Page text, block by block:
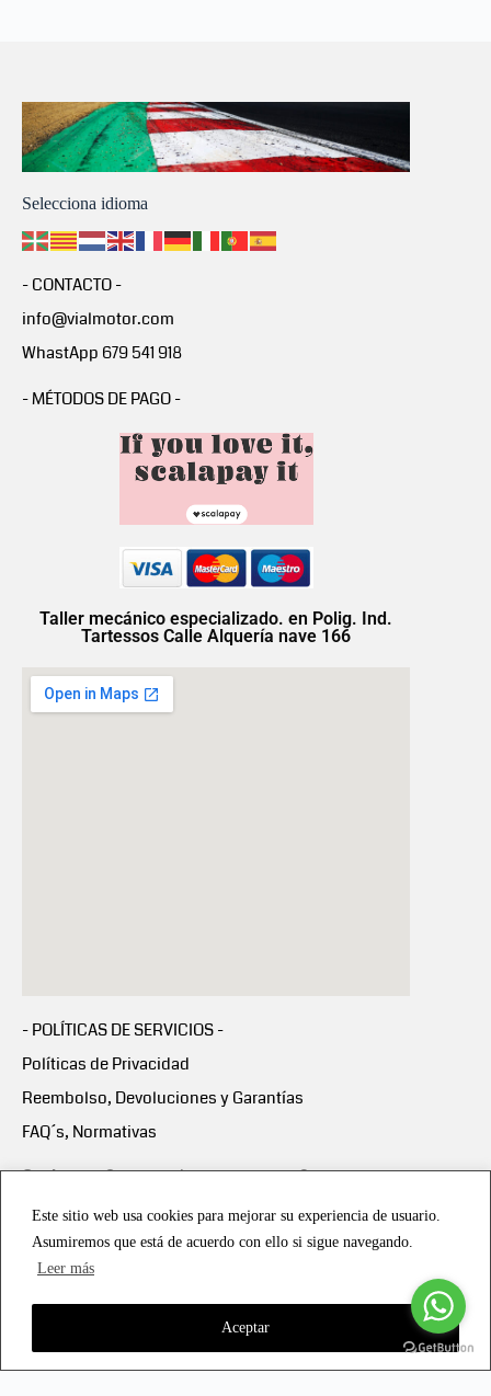
Este sitio web usa cookies para mejorar su experiencia de usuario.
Asumiremos que está de acuerdo con ello si sigue navegando.
Leer más
Aceptar
Selecciona idioma
- CONTACTO -
info@vialmotor.com
WhastApp 679 541 918
- MÉTODOS DE PAGO -
Taller mecánico especializado. en Polig. Ind.
Tartessos Calle Alquería nave 166
- POLÍTICAS DE SERVICIOS -
Políticas de Privacidad
Reembolso, Devoluciones y Garantías
FAQ´s, Normativas
Scalapay:Compra ahora y paga en 3 cuotas
Scalapay Política Privacidad
Copyright © 2021 all rights reserved - Vialmotor